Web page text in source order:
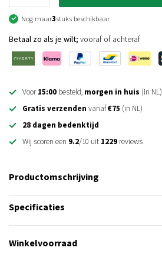
Nog maar3stuks beschikbaar
Betaal zo als je wilt; vooraf of achteraf
Voor15:00 besteld, morgen in huis (in NL)
Gratis verzenden vanaf€75 (in NL)
28 dagen bedenktijd
Wij scoren een 9.2/10 uit 1229 reviews
Productomschrijving
Specificaties
Winkelvoorraad